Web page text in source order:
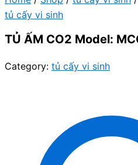
tủ cấy vi sinh
TỦ ẤM CO2 Model:
Category: tủ cấy vi sinh